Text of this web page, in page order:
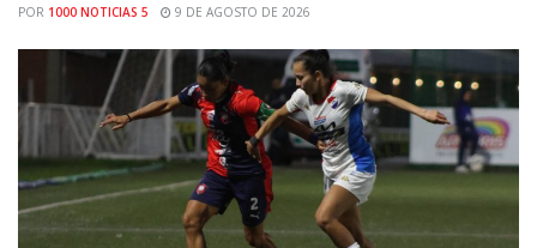
POR 1000 NOTICIAS 5 9 DE AGOSTO DE 2026